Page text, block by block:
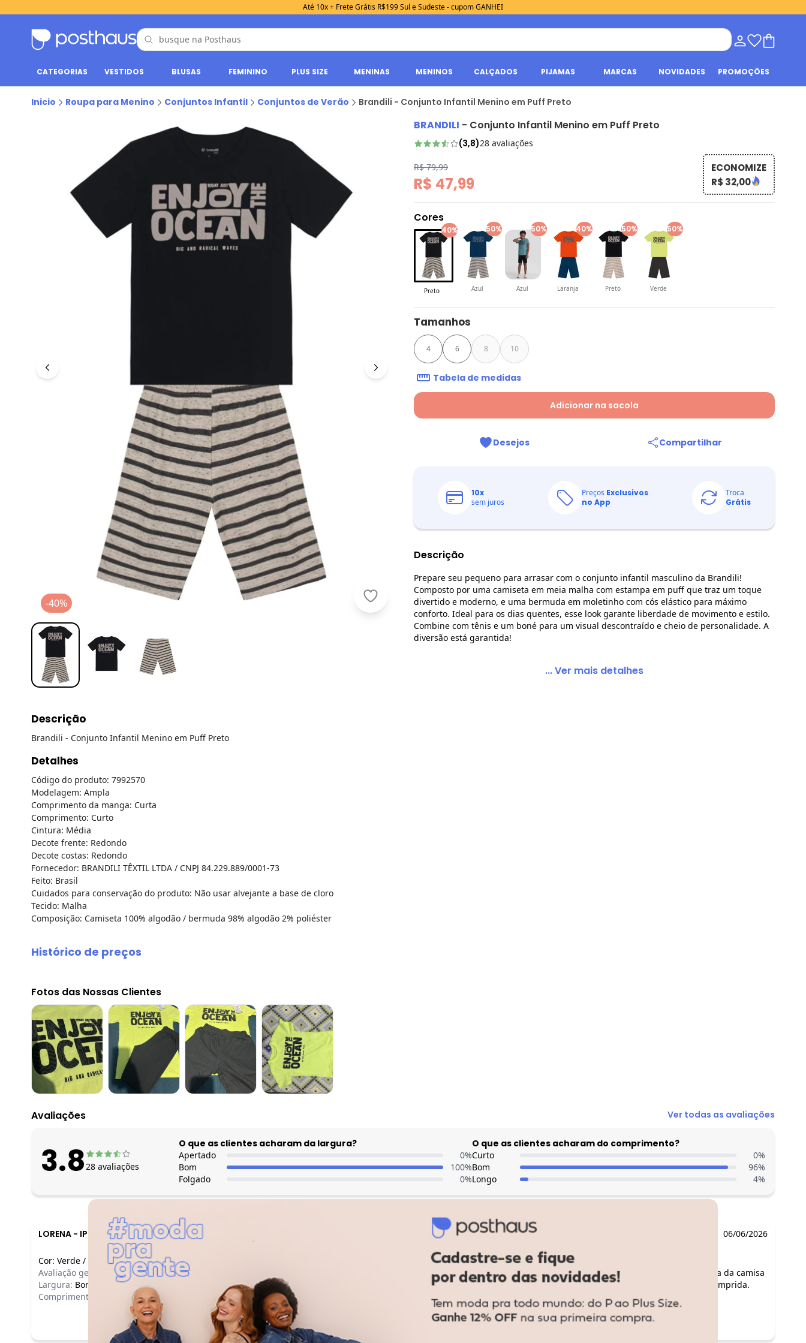
Até 10x + Frete Grátis R$199 Sul e Sudeste - cupom GANHEI
CATEGORIAS VESTIDOS BLUSAS FEMININO PLUS SIZE MENINAS MENINOS CALÇADOS PIJAMAS MARCAS NOVIDADES PROMOÇÕES
Inicio Roupa para Menino Conjuntos Infantil Conjuntos de Verão Brandili - Conjunto Infantil Menino em Puff Preto
Brandili - Conjunto Infantil Menino em Puff Preto
-40%
BRANDILI - Conjunto Infantil Menino em Puff Preto
(3,8)28 avaliações
R$ 79,99
R$ 47,99
ECONOMIZE
R$ 32,00
Cores
40%
Preto
50%
Azul
50%
Azul
40%
Laranja
50%
Preto
50%
Verde
Tamanhos
4 6 8 10
Tabela de medidas
Adicionar na sacola
Desejos Compartilhar
10x
sem juros
Preços Exclusivos
no App
Troca
Grátis
Descrição
Prepare seu pequeno para arrasar com o conjunto infantil masculino da Brandili!
Composto por uma camiseta em meia malha com estampa em puff que traz um toque
divertido e moderno, e uma bermuda em moletinho com cós elástico para máximo
conforto. Ideal para os dias quentes, esse look garante liberdade de movimento e estilo.
Combine com tênis e um boné para um visual descontraído e cheio de personalidade. A
diversão está garantida!
... Ver mais detalhes
Descrição
Brandili - Conjunto Infantil Menino em Puff Preto
Detalhes
Código do produto: 7992570
Modelagem: Ampla
Comprimento da manga: Curta
Comprimento: Curto
Cintura: Média
Decote frente: Redondo
Decote costas: Redondo
Fornecedor: BRANDILI TÊXTIL LTDA / CNPJ 84.229.889/0001-73
Feito: Brasil
Cuidados para conservação do produto: Não usar alvejante a base de cloro
Tecido: Malha
Composição: Camiseta 100% algodão / bermuda 98% algodão 2% poliéster
Histórico de preços
agosto/2026
julho/2026
junho/2026
maio/2026
abril/2026
março/2026
fevereiro/2026
Fotos das Nossas Clientes
Avaliações Ver todas as avaliações
3.828 avaliações
O que as clientes acharam da largura?
Apertado 0%
Bom
100%
Folgado
0%
O que as clientes acharam do comprimento?
Curto 0%
Bom
96%
Longo
4%
LORENA - IPOJUCA - PE 06/06/2026
Cor: Verde /
Avaliação geral do produto: Ótimo
Largura: Bom
Comprimento:
O conjunto é bonito estampa da camisa
texturizada, a bermuda é comprida.